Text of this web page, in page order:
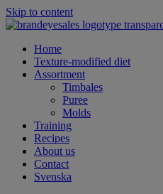
Skip to content
Home
Texture-modified diet
Assortment
Timbales
Puree
Molds
Training
Recipes
About us
Contact
Svenska